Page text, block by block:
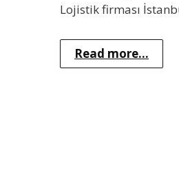
Lojistik firması
Read more...